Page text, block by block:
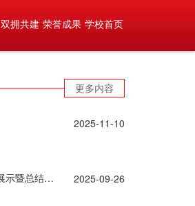
双拥共建 荣誉成果 学校首页
更多内容
2025-11-10
军训收官！请您检阅！青岛黄海学院2025级新生军训成果展示暨总结表彰大会 2025-09-26